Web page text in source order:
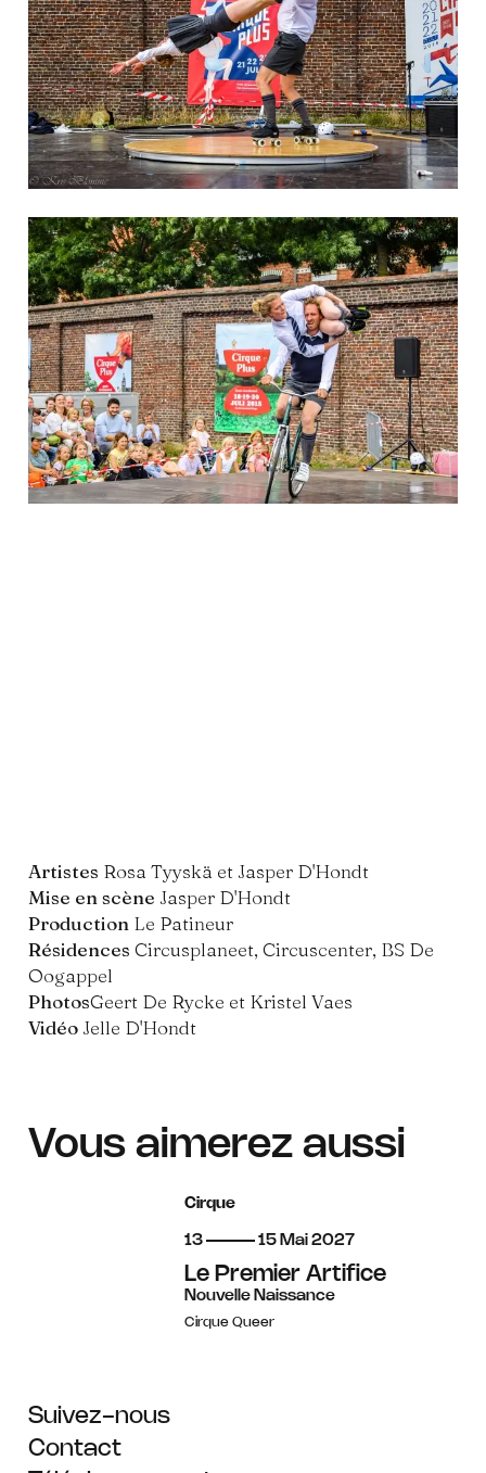
Artistes Rosa Tyyskä et Jasper D'Hondt
Mise en scène Jasper D'Hondt
Production Le Patineur
Résidences Circusplaneet, Circuscenter, BS De
Oogappel
PhotosGeert De Rycke et Kristel Vaes
VidéoJelle D'Hondt
Vous aimerez aussi
Cirque
du
13 au
15 mai
Mai 2027
Le Premier Artifice
Nouvelle Naissance
Cirque Queer
Suivez-nous
Contact